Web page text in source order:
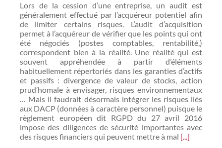
Lors de la cession d’une entreprise, un audit est
généralement effectué par l’acquéreur potentiel afin
de limiter certains risques. L’audit d’acquisition
permet à l’acquéreur de vérifier que les points qui ont
été négociés (postes comptables, rentabilité,)
correspondent bien à la réalité. Une réalité qui est
souvent appréhendée à partir d’éléments
habituellement répertoriés dans les garanties d’actifs
et passifs : divergence de valeur de stocks, action
prud’homale à envisager, risques environnementaux
… Mais il faudrait désormais intégrer les risques liés
aux DACP (données à caractère personnel) puisque le
règlement européen dit RGPD du 27 avril 2016
impose des diligences de sécurité importantes avec
des risques financiers qui peuvent mettre à mal [...]